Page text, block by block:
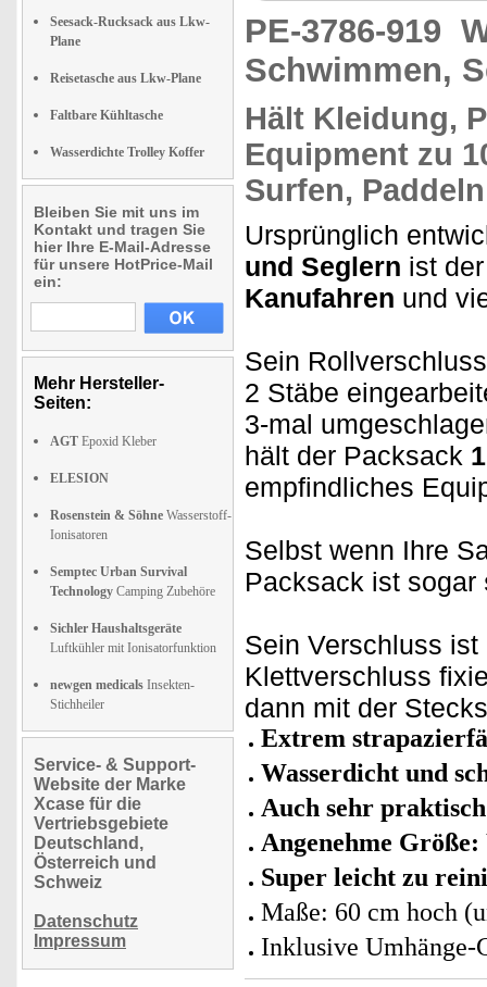
Seesack-Rucksack aus Lkw-
Plane
Reisetasche aus Lkw-Plane
Faltbare Kühltasche
Wasserdichte Trolley Koffer
Bleiben Sie mit uns im
Kontakt und tragen Sie
hier Ihre E-Mail-Adresse
für unsere HotPrice-Mail
ein:
Mehr Hersteller-
Seiten:
AGT Epoxid Kleber
ELESION
Rosenstein & Söhne Wasserstoff-
Ionisatoren
Semptec Urban Survival
Technology Camping Zubehöre
Sichler Haushaltsgeräte
Luftkühler mit Ionisatorfunktion
newgen medicals Insekten-
Stichheiler
Service- & Support-
Website der Marke
Xcase für die
Vertriebsgebiete
Deutschland,
Österreich und
Schweiz
Datenschutz
Impressum
PE-3786-919
Schwimmen,
Hält Kleidung,
Equipment zu
Surfen,
Ursprünglich
und Seglern ist
Kanufahren und
Sein
2 Stäbe
3-mal
hält der Packsack
empfindliches
Selbst wenn Ihre
Packsack ist sogar
Sein Verschluss
Klettverschluss
dann mit der
Extrem
Wasserdicht und
Auch sehr
Angenehme Größe:
Super leicht zu
Maße: 60 cm hoch
Inklusive Umhänge-